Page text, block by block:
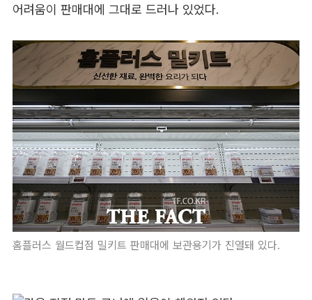
어려움이 판매대에 그대로 드러나 있었다.
홈플러스 월드컵점 밀키트 판매대에 보관용기가 진열돼 있다.